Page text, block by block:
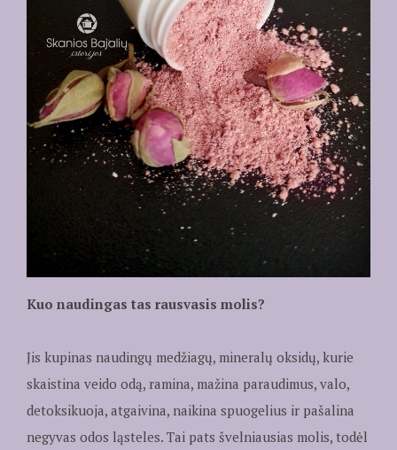
Kuo naudingas tas rausvasis molis?
Jis kupinas naudingų medžiagų, mineralų oksidų, kurie
skaistina veido odą, ramina, mažina paraudimus, valo,
detoksikuoja, atgaivina, naikina spuogelius ir pašalina
negyvas odos ląsteles. Tai pats švelniausias molis, todėl